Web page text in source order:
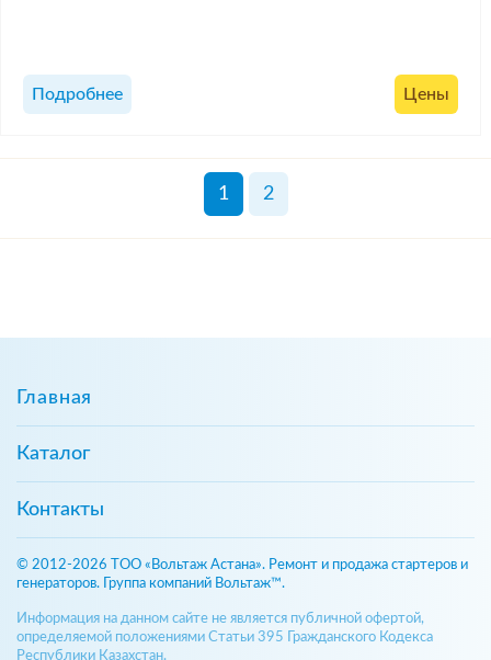
Подробнее Цены
1 2
Главная
Каталог
Контакты
© 2012-2026 ТОО «Вольтаж Астана». Ремонт и продажа стартеров и
генераторов. Группа компаний Вольтаж™.
Информация на данном сайте не является публичной офертой,
определяемой положениями Статьи 395 Гражданского Кодекса
Республики Казахстан.